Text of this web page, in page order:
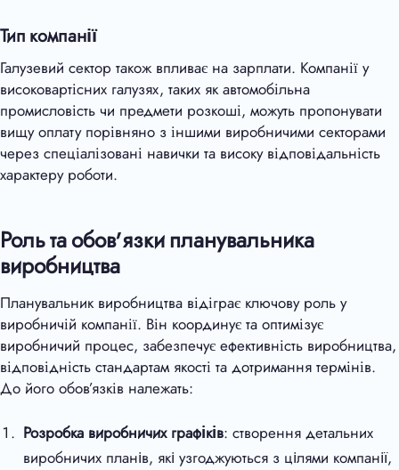
Тип компанії
Галузевий сектор також впливає на зарплати. Компанії у
високовартісних галузях, таких як автомобільна
промисловість чи предмети розкоші, можуть пропонувати
вищу оплату порівняно з іншими виробничими секторами
через спеціалізовані навички та високу відповідальність
характеру роботи.
Роль та обов’язки планувальника
виробництва
Планувальник виробництва відіграє ключову роль у
виробничій компанії. Він координує та оптимізує
виробничий процес, забезпечує ефективність виробництва,
відповідність стандартам якості та дотримання термінів.
До його обов’язків належать:
Розробка виробничих графіків: створення детальних
виробничих планів, які узгоджуються з цілями компанії,